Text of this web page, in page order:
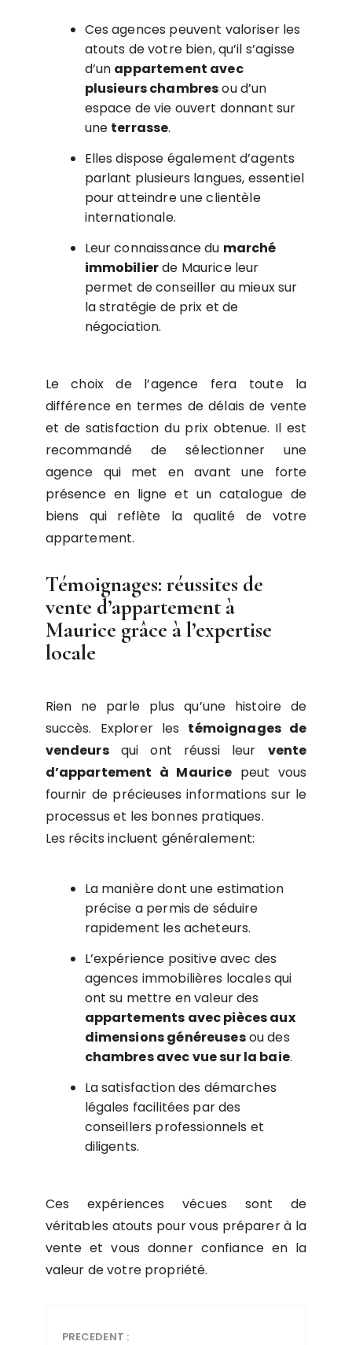
Ces agences peuvent valoriser les
atouts de votre bien, qu’il s’agisse
d’un appartement avec
plusieurs chambresou d’un
espace de vie ouvert donnant sur
une terrasse.
Elles dispose également d’agents
parlant plusieurs langues, essentiel
pour atteindre une clientèle
internationale.
Leur connaissance du marché
immobilierde Maurice leur
permet de conseiller au mieux sur
la stratégie de prix et de
négociation.
Le choix de l’agence fera toute la
différence en termes de délais de vente
et de satisfaction du prix obtenue. Il est
recommandé de sélectionner une
agence qui met en avant une forte
présence en ligne et un catalogue de
biens qui reflète la qualité de votre
appartement.
Témoignages: réussites de
vente d’appartement à
Maurice grâce à l’expertise
locale
Rien ne parle plus qu’une histoire de
succès. Explorer les témoignages de
vendeursqui ont réussi leur vente
d’appartement à Maurice peut vous
fournir de précieuses informations sur le
processus et les bonnes pratiques.
Les récits incluent généralement:
La manière dont une estimation
précise a permis de séduire
rapidement les acheteurs.
L’expérience positive avec des
agences immobilières locales qui
ont su mettre en valeur des
appartements avec pièces aux
dimensions généreusesou des
chambres avec vue sur la baie.
La satisfaction des démarches
légales facilitées par des
conseillers professionnels et
diligents.
Ces expériences vécues sont de
véritables atouts pour vous préparer à la
vente et vous donner confiance en la
valeur de votre propriété.
PRECEDENT :